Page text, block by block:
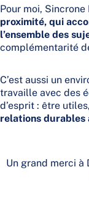
Pour moi, Sincrone
proximité, qui
l’ensemble des
complémentarité
C’est aussi un
travaille avec des
d’esprit : être
relations durables
Un grand merci à